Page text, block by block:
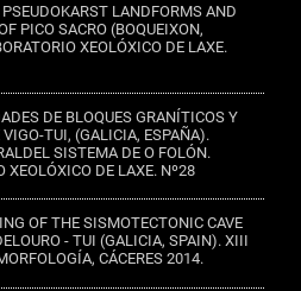
LANDFORMS AND
PICO SACRO (BOQUEIXON,
XEOLÓXICO DE LAXE.
DE BLOQUES GRANÍTICOS Y
VIGO-TUI, (GALICIA, ESPAÑA).
SISTEMA DE O FOLÓN.
XEOLÓXICO DE LAXE. Nº28
OF THE SISMOTECTONIC CAVE
- TUI (GALICIA, SPAIN). XIII
CÁCERES 2014.